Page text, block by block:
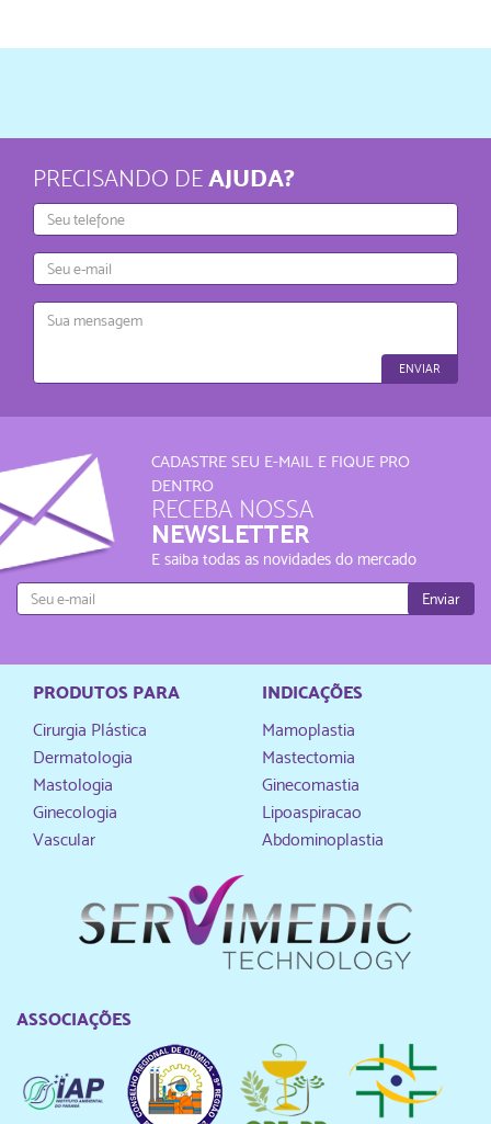
PRECISANDO DE AJUDA?
Telefone
mail
Mensagem
ENVIAR
CADASTRE SEU E-MAIL E FIQUE PRO
DENTRO
RECEBA NOSSA
NEWSLETTER
E saiba todas as novidades do mercado
Enviar
PRODUTOS PARA
Cirurgia Plástica
Dermatologia
Mastologia
Ginecologia
Vascular
INDICAÇÕES
Mamoplastia
Mastectomia
Ginecomastia
Lipoaspiracao
Abdominoplastia
ASSOCIAÇÕES